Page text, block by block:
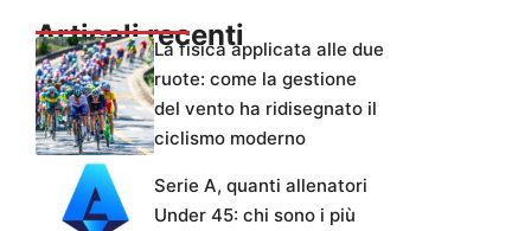
Articoli recentiLa fisica applicata alle due
ruote: come la gestione
del vento ha ridisegnato il
ciclismo moderno
Serie A, quanti allenatori
Under 45: chi sono i più